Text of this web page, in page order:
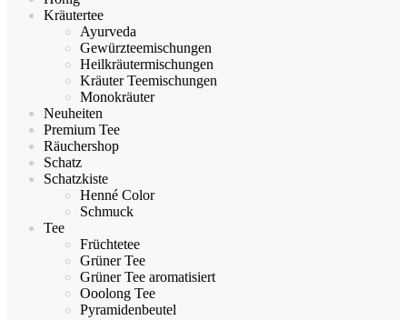
Kräutertee
Ayurveda
Gewürzteemischungen
Heilkräutermischungen
Kräuter Teemischungen
Monokräuter
Neuheiten
Premium Tee
Räuchershop
Schatz
Schatzkiste
Henné Color
Schmuck
Tee
Früchtetee
Grüner Tee
Grüner Tee aromatisiert
Ooolong Tee
Pyramidenbeutel